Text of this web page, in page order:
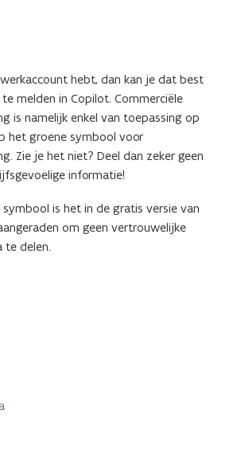
hebt, dan kan je dat best
melden in Copilot. Commerciële
is namelijk enkel van toepassing op
het groene symbool voor
Zie je het niet? Deel dan zeker geen
informatie!
is het in de gratis versie van
om geen vertrouwelijke
te delen.